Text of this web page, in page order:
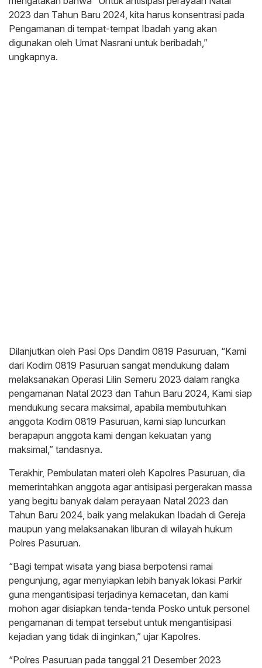
2023 dan Tahun Baru 2024, kita harus konsentrasi pada
Pengamanan di tempat-tempat Ibadah yang akan
digunakan oleh Umat Nasrani untuk beribadah,”
ungkapnya.
Dilanjutkan oleh Pasi Ops Dandim 0819 Pasuruan, “Kami
dari Kodim 0819 Pasuruan sangat mendukung dalam
melaksanakan Operasi Lilin Semeru 2023 dalam rangka
pengamanan Natal 2023 dan Tahun Baru 2024, Kami siap
mendukung secara maksimal, apabila membutuhkan
anggota Kodim 0819 Pasuruan, kami siap luncurkan
berapapun anggota kami dengan kekuatan yang
maksimal,” tandasnya.
Terakhir, Pembulatan materi oleh Kapolres Pasuruan, dia
memerintahkan anggota agar antisipasi pergerakan massa
yang begitu banyak dalam perayaan Natal 2023 dan
Tahun Baru 2024, baik yang melakukan Ibadah di Gereja
maupun yang melaksanakan liburan di wilayah hukum
Polres Pasuruan.
“Bagi tempat wisata yang biasa berpotensi ramai
pengunjung, agar menyiapkan lebih banyak lokasi Parkir
guna mengantisipasi terjadinya kemacetan, dan kami
mohon agar disiapkan tenda-tenda Posko untuk personel
pengamanan di tempat tersebut untuk mengantisipasi
kejadian yang tidak di inginkan,” ujar Kapolres.
“Polres Pasuruan pada tanggal 21 Desember 2023